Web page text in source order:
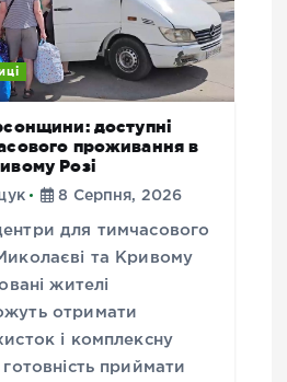
доступні
проживання в
Розі
8 Серпня, 2026
для тимчасового
та Кривому
жителі
отримати
і комплексну
приймати